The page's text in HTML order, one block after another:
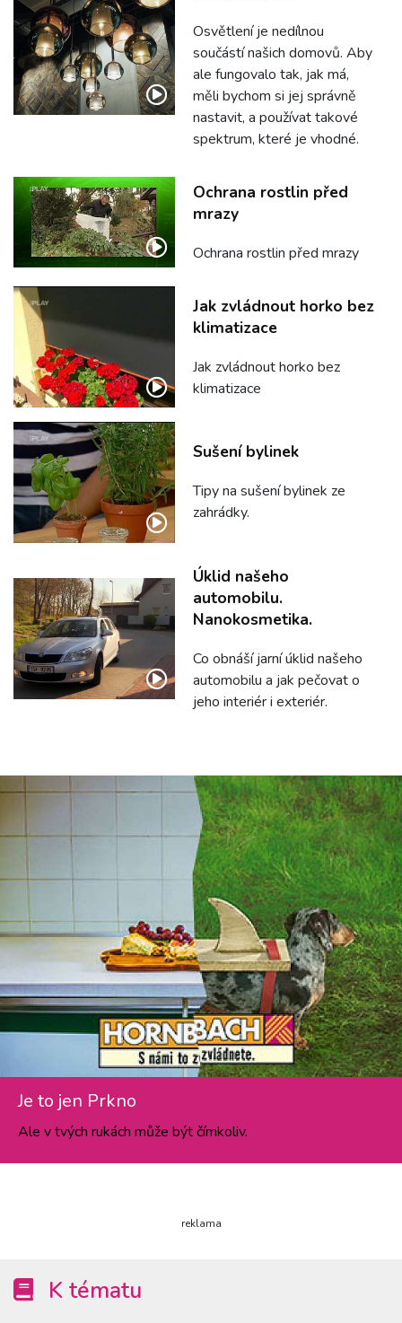
Osvětlení je nedílnou
součástí našich domovů. Aby
ale fungovalo tak, jak má,
měli bychom si jej správně
nastavit, a používat takové
spektrum, které je vhodné.
Ochrana rostlin před
mrazy
Ochrana rostlin před mrazy
Jak zvládnout horko bez
klimatizace
Jak zvládnout horko bez
klimatizace
Sušení bylinek
Tipy na sušení bylinek ze
zahrádky.
Úklid našeho
automobilu.
Nanokosmetika.
Co obnáší jarní úklid našeho
automobilu a jak pečovat o
jeho interiér i exteriér.
Je to jen Prkno
Ale v tvých rukách může být čímkoliv.
reklama
K tématu